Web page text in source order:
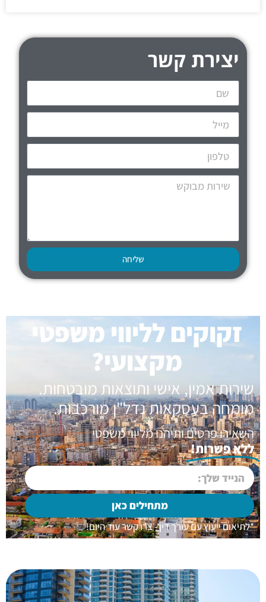
יצירת קשר
שליחה
זקוקים לליווי משפטי
מקצועי?
שירות אמין, אישי ותוצאות מובטחות.
מומחה בעסקאות נדל"ן מורכבות.
השאירו פרטים ותיהנו מליווי משפטי
ללא פשרות!
מתחילים כאן
*לתיאום ייעוץ עם עורך דין - צרו קשר עוד היום!